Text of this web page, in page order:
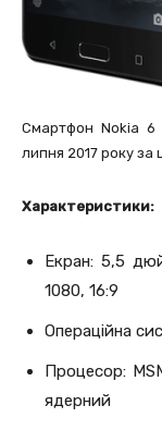
Смартфон Nokia 6
липня 2017 року за
Характеристики:
Екран: 5,5
1080, 16:9
Операційна
Процесор:
ядерний